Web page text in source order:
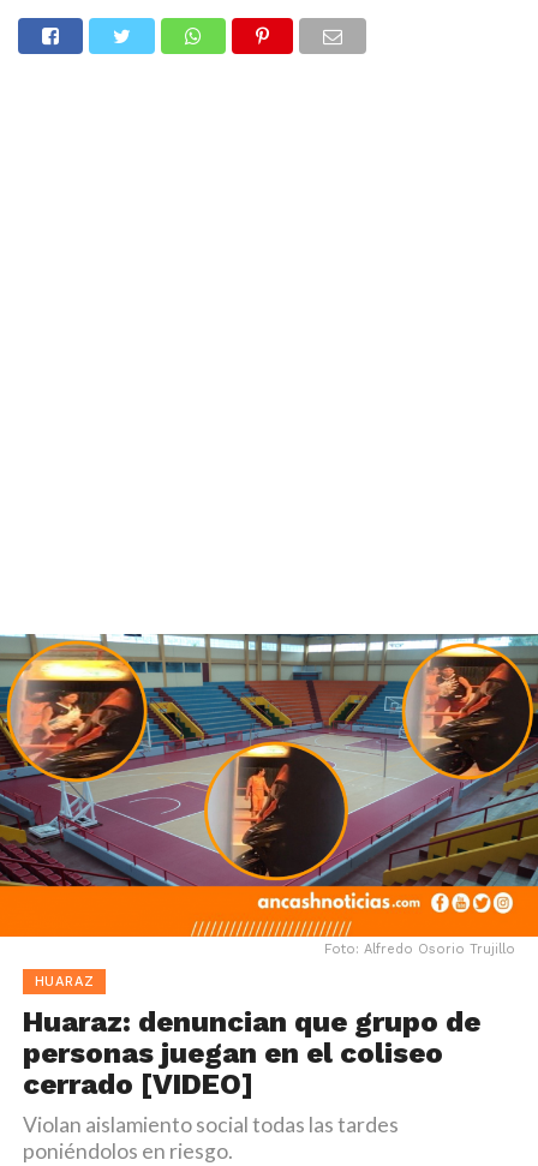
Foto: Alfredo Osorio Trujillo
HUARAZ
Huaraz: denuncian que grupo de
personas juegan en el coliseo
cerrado [VIDEO]
Violan aislamiento social todas las tardes
poniéndolos en riesgo.